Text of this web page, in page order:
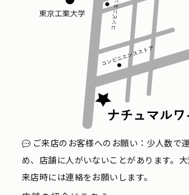
ご来店のお客様へのお願い：少人数で
め、店舗に人がいないことがあります。
来店時には連絡をお願いします。